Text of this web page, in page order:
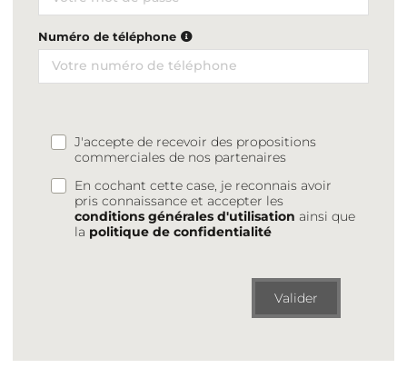
Numéro de téléphone
J'accepte de recevoir des propositions
commerciales de nos partenaires
En cochant cette case, je reconnais avoir
pris connaissance et accepter les
conditions générales d'utilisation ainsi que
la politique de confidentialité
Valider